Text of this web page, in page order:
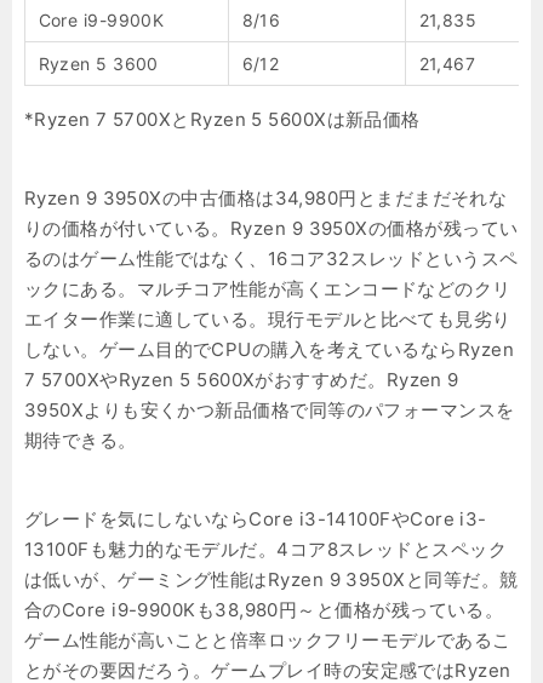
Core i9-9900K 8/16 21,835
Ryzen 5 3600 6/12 21,467
*Ryzen 7 5700XとRyzen 5 5600Xは新品価格
Ryzen 9 3950Xの中古価格は34,980円とまだまだそれな
りの価格が付いている。Ryzen 9 3950Xの価格が残ってい
るのはゲーム性能ではなく、16コア32スレッドというスペ
ックにある。マルチコア性能が高くエンコードなどのクリ
エイター作業に適している。現行モデルと比べても見劣り
しない。ゲーム目的でCPUの購入を考えているならRyzen
7 5700XやRyzen 5 5600Xがおすすめだ。Ryzen 9
3950Xよりも安くかつ新品価格で同等のパフォーマンスを
期待できる。
グレードを気にしないならCore i3-14100FやCore i3-
13100Fも魅力的なモデルだ。4コア8スレッドとスペック
は低いが、ゲーミング性能はRyzen 9 3950Xと同等だ。競
合のCore i9-9900Kも38,980円～と価格が残っている。
ゲーム性能が高いことと倍率ロックフリーモデルであるこ
とがその要因だろう。ゲームプレイ時の安定感ではRyzen